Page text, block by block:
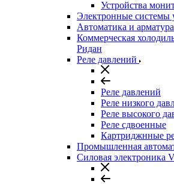
Устройства
Электронные системы
Автоматика и
Коммерческая
Ридан
Реле давлений
Реле давлений
Реле низкого
Реле высокого
Реле сдвоенные
Картриджнные
Промышленная
Силовая электроника